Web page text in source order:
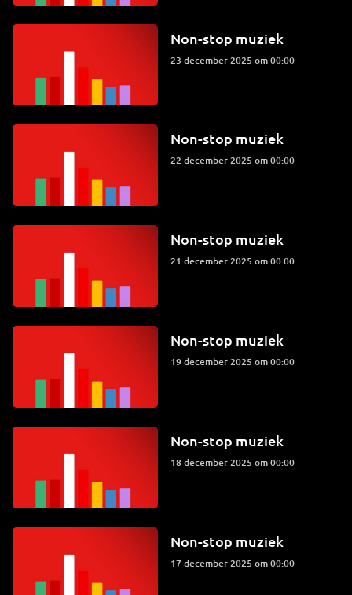
Non-stop muziek
23 december 2025 om 00:00
Non-stop muziek
22 december 2025 om 00:00
Non-stop muziek
21 december 2025 om 00:00
Non-stop muziek
19 december 2025 om 00:00
Non-stop muziek
18 december 2025 om 00:00
Non-stop muziek
17 december 2025 om 00:00